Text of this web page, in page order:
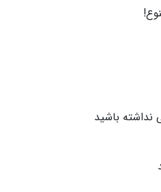
نداشته باشید